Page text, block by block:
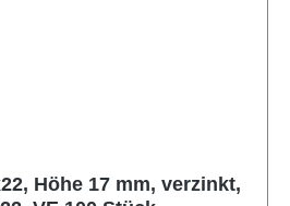
Höhe 17 mm, verzinkt,